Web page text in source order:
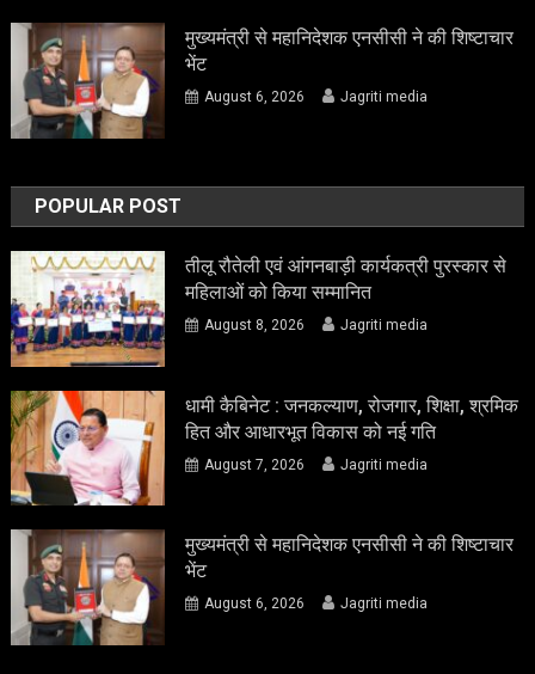
मुख्यमंत्री से महानिदेशक एनसीसी ने की शिष्टाचार
भेंट
August 6, 2026 Jagriti media
POPULAR POST
तीलू रौतेली एवं आंगनबाड़ी कार्यकत्री पुरस्कार से
महिलाओं को किया सम्मानित
August 8, 2026 Jagriti media
धामी कैबिनेट : जनकल्याण, रोजगार, शिक्षा, श्रमिक
हित और आधारभूत विकास को नई गति
August 7, 2026 Jagriti media
मुख्यमंत्री से महानिदेशक एनसीसी ने की शिष्टाचार
भेंट
August 6, 2026 Jagriti media